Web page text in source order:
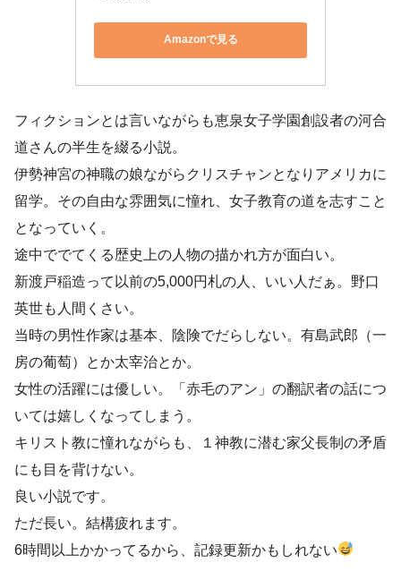
Amazonで見る
フィクションとは言いながらも恵泉女子学園創設者の河合
道さんの半生を綴る小説。
伊勢神宮の神職の娘ながらクリスチャンとなりアメリカに
留学。その自由な雰囲気に憧れ、女子教育の道を志すこと
となっていく。
途中ででてくる歴史上の人物の描かれ方が面白い。
新渡戸稲造って以前の5,000円札の人、いい人だぁ。野口
英世も人間くさい。
当時の男性作家は基本、陰険でだらしない。有島武郎（一
房の葡萄）とか太宰治とか。
女性の活躍には優しい。「赤毛のアン」の翻訳者の話につ
いては嬉しくなってしまう。
キリスト教に憧れながらも、１神教に潜む家父長制の矛盾
にも目を背けない。
良い小説です。
ただ長い。結構疲れます。
6時間以上かかってるから、記録更新かもしれない